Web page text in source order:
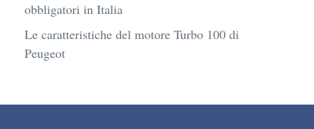
obbligatori in Italia
Le caratteristiche del motore Turbo 100 di
Peugeot